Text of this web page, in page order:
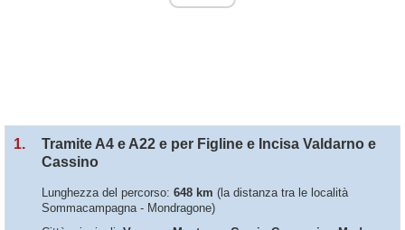
1.
Tramite A4 e A22 e per Figline e Incisa Valdarno e
Cassino
Lunghezza del percorso: 648 km (la distanza tra le località
Sommacampagna - Mondragone)